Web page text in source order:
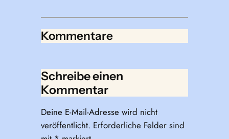
Kommentare
Schreibe einen
Kommentar
Deine E-Mail-Adresse wird nicht
veröffentlicht. Erforderliche Felder sind